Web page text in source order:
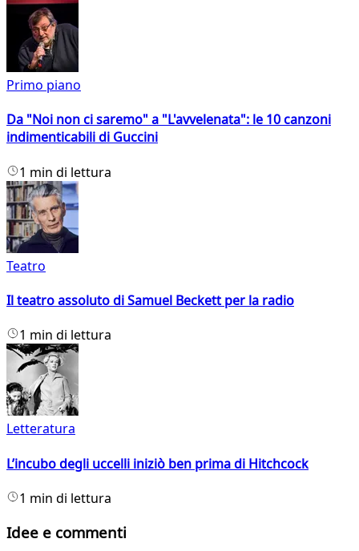
Primo piano
Da "Noi non ci saremo" a "L'avvelenata": le 10 canzoni
indimenticabili di Guccini
1 min di lettura
Teatro
Il teatro assoluto di Samuel Beckett per la radio
1 min di lettura
Letteratura
L’incubo degli uccelli iniziò ben prima di Hitchcock
1 min di lettura
Idee e commenti